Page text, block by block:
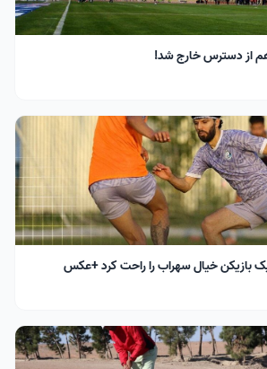
از دسترس خارج شد!
بازیکن خیال سهراب را راحت کرد +عکس